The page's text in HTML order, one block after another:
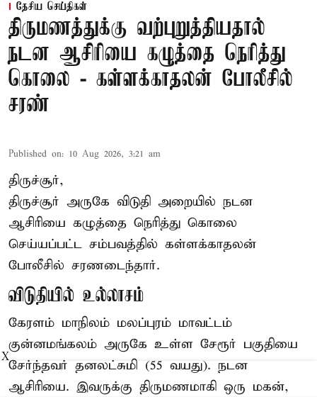
தேசிய செய்திகள்
திருமணத்துக்கு வற்புறுத்தியதால்
நடன ஆசிரியை கழுத்தை நெரித்து
கொலை - கள்ளக்காதலன் போலீசில்
சரண்
Published on: 10 Aug 2026, 3:21 am
திருச்சூர்,
திருச்சூர் அருகே விடுதி அறையில் நடன
ஆசிரியை கழுத்தை நெரித்து கொலை
செய்யப்பட்ட சம்பவத்தில் கள்ளக்காதலன்
போலீசில் சரணடைந்தார்.
விடுதியில் உல்லாசம்
கேரளம் மாநிலம் மலப்புரம் மாவட்டம்
குன்னமங்கலம் அருகே உள்ள சேரூர் பகுதியை
சேர்ந்தவர் தனலட்சுமி (55 வயது). நடன
ஆசிரியை. இவருக்கு திருமணமாகி ஒரு மகன்,
X